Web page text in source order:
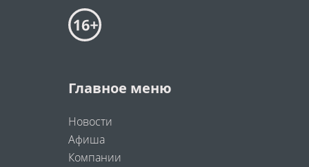
Главное меню
Новости
Афиша
Компании